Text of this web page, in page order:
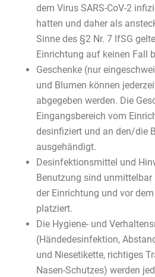
dem Virus SARS-CoV-2
hatten und daher als
Sinne des §2 Nr. 7 lfSG
Einrichtung auf keinen Fall
Geschenke (nur
und Blumen können
abgegeben werden. Die
Eingangsbereich vom
desinfiziert und an den/die
ausgehändigt.
Desinfektionsmittel und
Benutzung sind
der Einrichtung und vor
platziert.
Die Hygiene- und
(Händedesinfektion,
und Niesetikette, richtiges
Nasen-Schutzes) werden